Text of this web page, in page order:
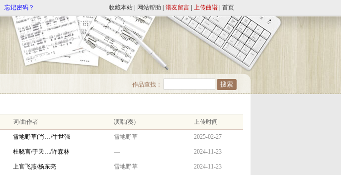
忘记密码？ 收藏本站 网站帮助 谱友留言 上传曲谱 首页
作品查找：
词/曲作者 演唱(奏) 上传时间
雪地野草(肖…/牛世强 雪地野草 2025-02-27
杜晓言/于天…/许森林 — 2024-11-23
上官飞燕/杨东亮 雪地野草 2024-11-23